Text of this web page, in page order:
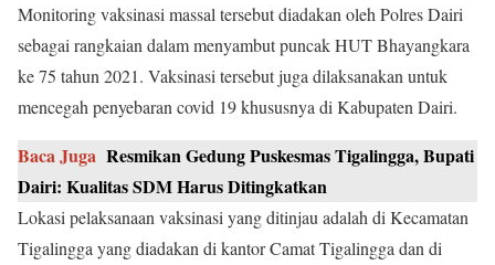
Monitoring vaksinasi massal tersebut diadakan oleh Polres Dairi
sebagai rangkaian dalam menyambut puncak HUT Bhayangkara
ke 75 tahun 2021. Vaksinasi tersebut juga dilaksanakan untuk
mencegah penyebaran covid 19 khususnya di Kabupaten Dairi.
Baca Juga Resmikan Gedung Puskesmas Tigalingga, Bupati
Dairi: Kualitas SDM Harus Ditingkatkan
Lokasi pelaksanaan vaksinasi yang ditinjau adalah di Kecamatan
Tigalingga yang diadakan di kantor Camat Tigalingga dan di